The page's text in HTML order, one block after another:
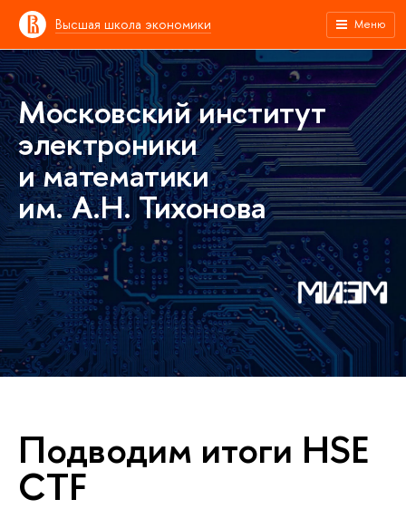
Высшая школа экономики Меню
Московский институт
электроники
и математики
им. А.Н. Тихонова
Подводим итоги HSE
CTF